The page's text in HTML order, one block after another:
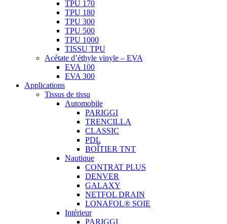
TPU 170
TPU 180
TPU 300
TPU 500
TPU 1000
TISSU TPU
Acétate d’éthyle vinyle – EVA
EVA 100
EVA 300
Applications
Tissus de tissu
Automobile
PARIGGI
TRENCILLA
CLASSIC
PDL
BOÎTIER TNT
Nautique
CONTRAT PLUS
DENVER
GALAXY
NETFOL DRAIN
LONAFOL® SOIE
Intérieur
PARIGGI